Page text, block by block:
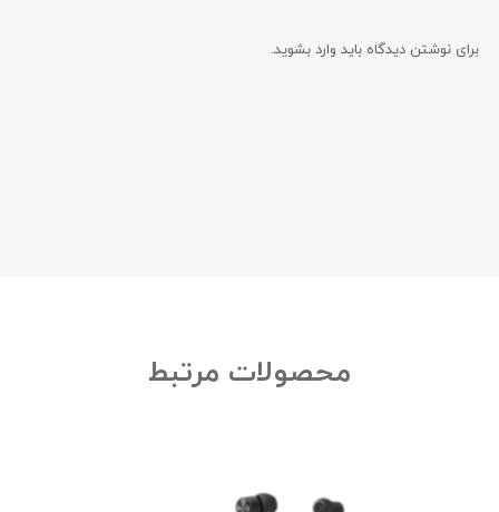
برای نوشتن دیدگاه باید وارد بشوید.
محصولات مرتبط